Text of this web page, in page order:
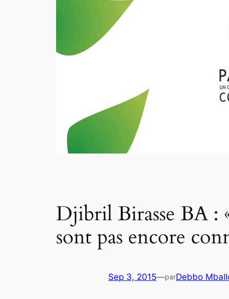
Djibril Birasse BA :
sont pas encore
Sep 3, 2015—parDebbo